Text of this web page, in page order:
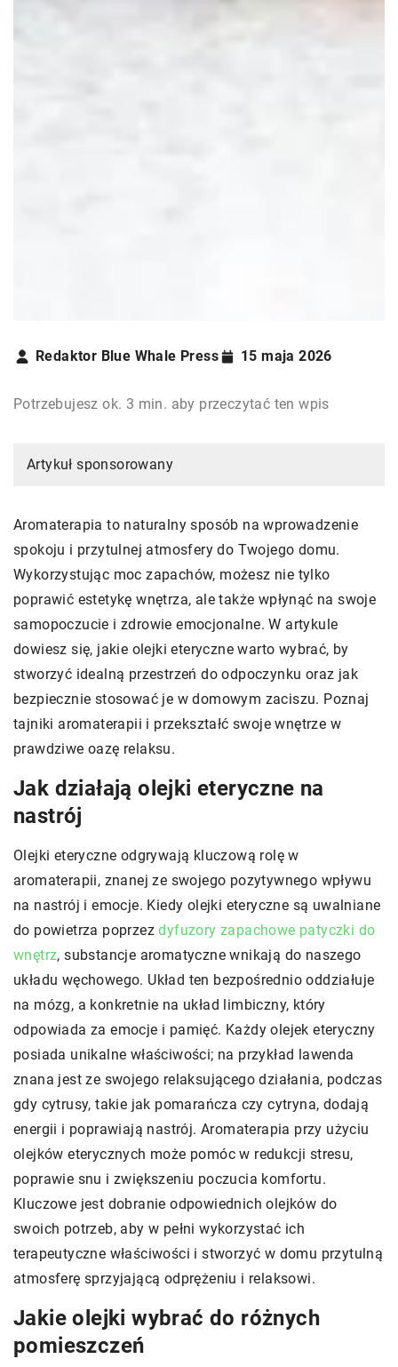
Redaktor Blue Whale Press 15 maja 2026
Potrzebujesz ok. 3 min. aby przeczytać ten wpis
Artykuł sponsorowany
Aromaterapia to naturalny sposób na wprowadzenie
spokoju i przytulnej atmosfery do Twojego domu.
Wykorzystując moc zapachów, możesz nie tylko
poprawić estetykę wnętrza, ale także wpłynąć na swoje
samopoczucie i zdrowie emocjonalne. W artykule
dowiesz się, jakie olejki eteryczne warto wybrać, by
stworzyć idealną przestrzeń do odpoczynku oraz jak
bezpiecznie stosować je w domowym zaciszu. Poznaj
tajniki aromaterapii i przekształć swoje wnętrze w
prawdziwe oazę relaksu.
Jak działają olejki eteryczne na
nastrój
Olejki eteryczne odgrywają kluczową rolę w
aromaterapii, znanej ze swojego pozytywnego wpływu
na nastrój i emocje. Kiedy olejki eteryczne są uwalniane
do powietrza poprzezdyfuzory zapachowe patyczki do
wnętrz, substancje aromatyczne wnikają do naszego
układu węchowego. Układ ten bezpośrednio oddziałuje
na mózg, a konkretnie na układ limbiczny, który
odpowiada za emocje i pamięć. Każdy olejek eteryczny
posiada unikalne właściwości; na przykład lawenda
znana jest ze swojego relaksującego działania, podczas
gdy cytrusy, takie jak pomarańcza czy cytryna, dodają
energii i poprawiają nastrój. Aromaterapia przy użyciu
olejków eterycznych może pomóc w redukcji stresu,
poprawie snu i zwiększeniu poczucia komfortu.
Kluczowe jest dobranie odpowiednich olejków do
swoich potrzeb, aby w pełni wykorzystać ich
terapeutyczne właściwości i stworzyć w domu przytulną
atmosferę sprzyjającą odprężeniu i relaksowi.
Jakie olejki wybrać do różnych
pomieszczeń